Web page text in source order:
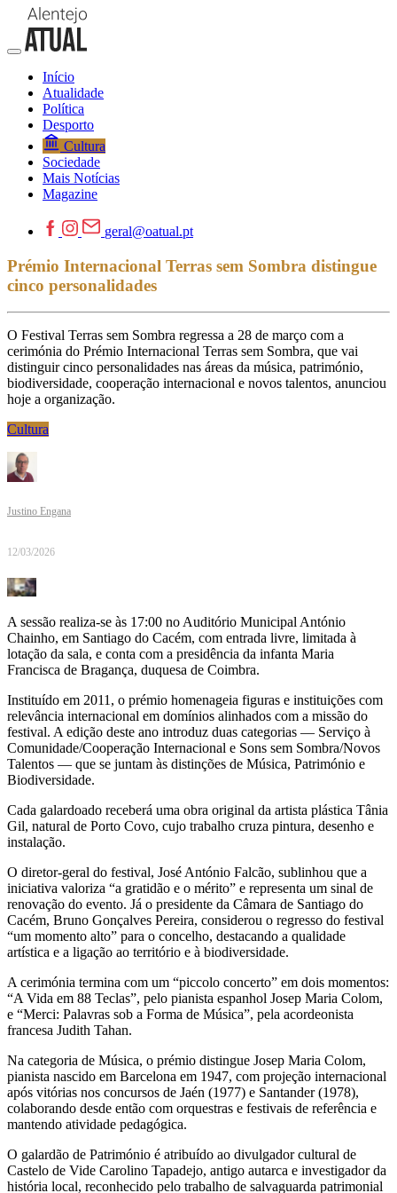
Início
Atualidade
Política
Desporto
Cultura
Sociedade
Mais Notícias
Magazine
geral@oatual.pt
Prémio Internacional Terras sem Sombra distingue
cinco personalidades
O Festival Terras sem Sombra regressa a 28 de março com a
cerimónia do Prémio Internacional Terras sem Sombra, que vai
distinguir cinco personalidades nas áreas da música, património,
biodiversidade, cooperação internacional e novos talentos, anunciou
hoje a organização.
Cultura
Justino Engana
12/03/2026
A sessão realiza-se às 17:00 no Auditório Municipal António
Chainho, em Santiago do Cacém, com entrada livre, limitada à
lotação da sala, e conta com a presidência da infanta Maria
Francisca de Bragança, duquesa de Coimbra.
Instituído em 2011, o prémio homenageia figuras e instituições com
relevância internacional em domínios alinhados com a missão do
festival. A edição deste ano introduz duas categorias — Serviço à
Comunidade/Cooperação Internacional e Sons sem Sombra/Novos
Talentos — que se juntam às distinções de Música, Património e
Biodiversidade.
Cada galardoado receberá uma obra original da artista plástica Tânia
Gil, natural de Porto Covo, cujo trabalho cruza pintura, desenho e
instalação.
O diretor-geral do festival, José António Falcão, sublinhou que a
iniciativa valoriza “a gratidão e o mérito” e representa um sinal de
renovação do evento. Já o presidente da Câmara de Santiago do
Cacém, Bruno Gonçalves Pereira, considerou o regresso do festival
“um momento alto” para o concelho, destacando a qualidade
artística e a ligação ao território e à biodiversidade.
A cerimónia termina com um “piccolo concerto” em dois momentos:
“A Vida em 88 Teclas”, pelo pianista espanhol Josep Maria Colom,
e “Merci: Palavras sob a Forma de Música”, pela acordeonista
francesa Judith Tahan.
Na categoria de Música, o prémio distingue Josep Maria Colom,
pianista nascido em Barcelona em 1947, com projeção internacional
após vitórias nos concursos de Jaén (1977) e Santander (1978),
colaborando desde então com orquestras e festivais de referência e
mantendo atividade pedagógica.
O galardão de Património é atribuído ao divulgador cultural de
Castelo de Vide Carolino Tapadejo, antigo autarca e investigador da
história local, reconhecido pelo trabalho de salvaguarda patrimonial